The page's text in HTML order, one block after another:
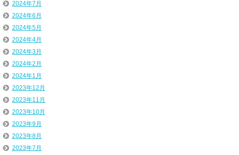
2024年7月
2024年6月
2024年5月
2024年4月
2024年3月
2024年2月
2024年1月
2023年12月
2023年11月
2023年10月
2023年9月
2023年8月
2023年7月